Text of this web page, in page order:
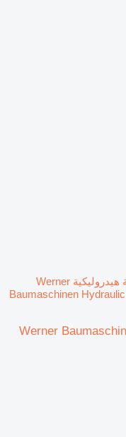
جديد مطرقة هيدروليكية Werner
Baumaschinen
Werner